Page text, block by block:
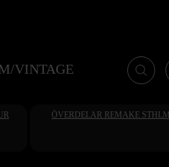
VINTAGE
ÖVERDELAR REMAKE STHLM